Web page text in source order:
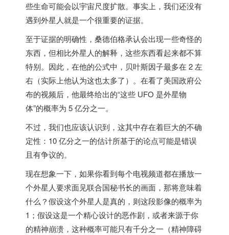
些生命可能会以宇宙尺度扩散。事实上，我们还没有
遇到外星人就是一个很重要的证据。
至于证据的明确性，桑德伯格承认会出现一些奇怪的
东西，但相比外星人的解释，这些东西看起来都不算
特别。因此，在他的公式中，贝叶斯因子最多在 2 左
右（实际上他认为这也太多了）。在看了美国政府公
布的视频后，他最终给出的“这些 UFO 是外星物
体”的概率为 5 亿分之一。
不过，我们也应该认识到，这其中存在着巨大的不确
定性：10 亿分之一的估计所基于的论点可能是错误
且有争议的。
现在想象一下，如果你看到每个电视频道都在播放一
个外星人要求面见联合国秘书长的画面，那将意味着
什么？假设这个外星人是真的，则这段影像的概率为
1；假设这是一个精心设计的恶作剧，或者来源于你
的精神崩溃，这种概率可能只有千分之一（精神障碍